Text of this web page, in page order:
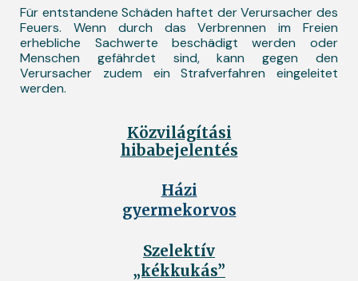
Für entstandene Schäden haftet der Verursacher des
Feuers. Wenn durch das Verbrennen im Freien
erhebliche Sachwerte beschädigt werden oder
Menschen gefährdet sind, kann gegen den
Verursacher zudem ein Strafverfahren eingeleitet
werden.
Közvilágítási
hibabejelentés
Házi
gyermekorvos
Szelektív
„kékkukás”